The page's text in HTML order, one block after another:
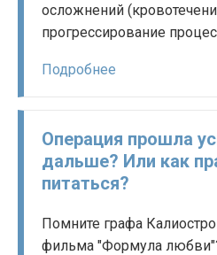
осложнений
прогрессирование
Подробнее
Операция прошла
дальше? Или как
питаться?
Помните графа
фильма "Формула